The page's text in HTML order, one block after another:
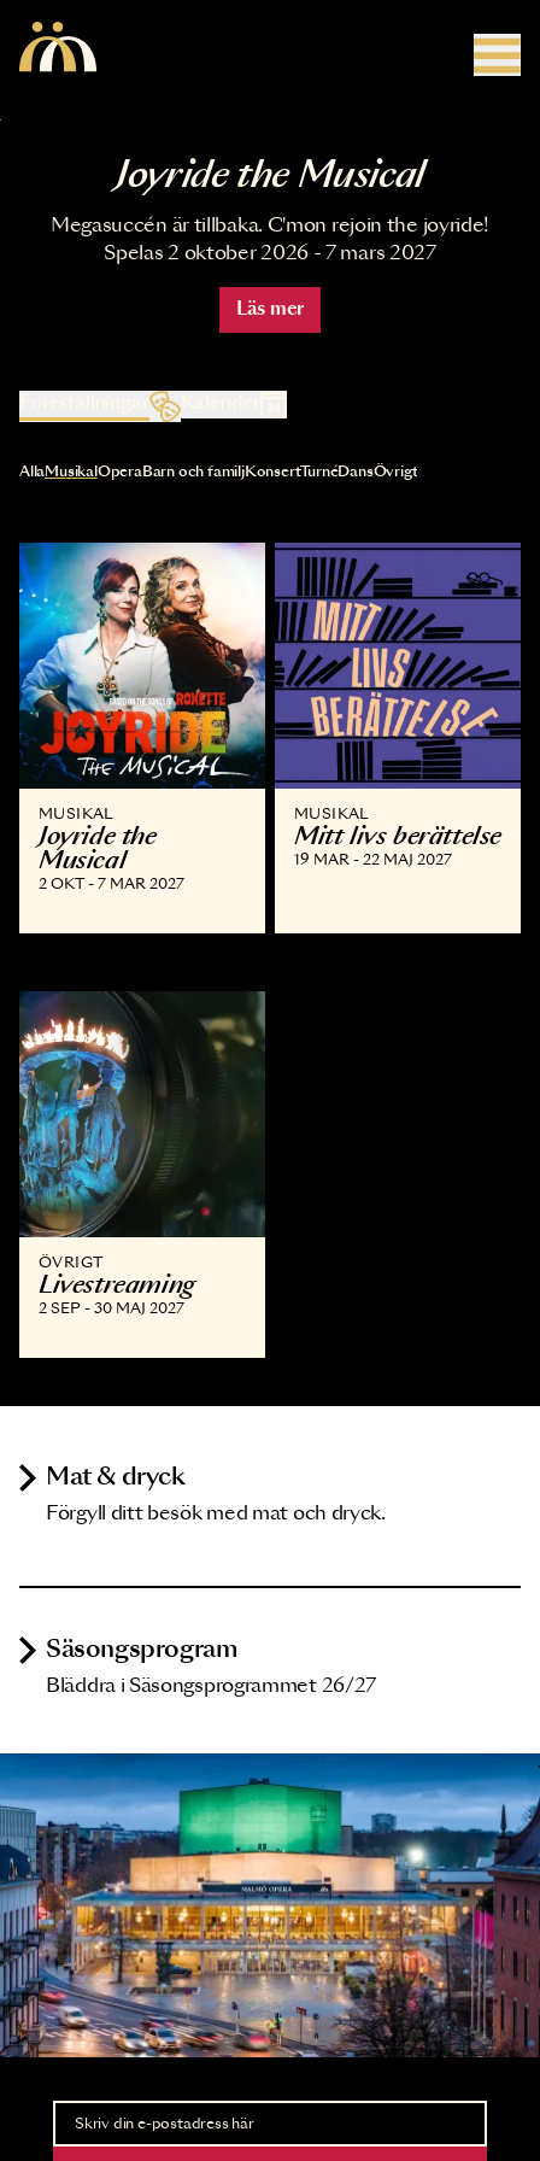
Joyride the Musical
Megasuccén är tillbaka. C'mon rejoin the joyride!
Spelas 2 oktober 2026 - 7 mars 2027
Läs mer
Kalender
Val av kategori uppdaterar innehållet automatiskt
AllaMusikal OperaBarn och familjKonsertTurnéDansÖvrigt
MUSIKAL
Joyride the
Musical
2 OKT - 7 MAR 2027
MUSIKAL
Mitt livs berättelse
19 MAR - 22 MAJ 2027
ÖVRIGT
Livestreaming
2 SEP - 30 MAJ 2027
Mat & dryck
Förgyll ditt besök med mat och dryck.
Säsongsprogram
Bläddra i Säsongsprogrammet 26/27
Nyhetsbrev
Ta del av förhandsinformation och biljettsläpp.